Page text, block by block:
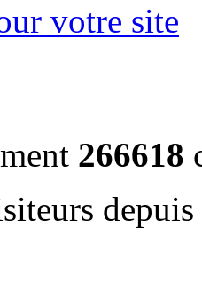
votre site
266618